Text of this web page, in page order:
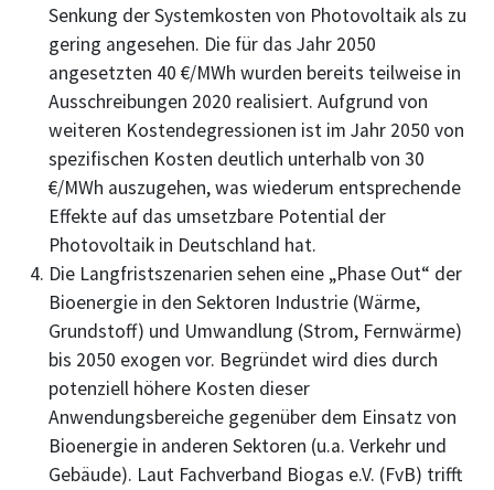
Senkung der Systemkosten von Photovoltaik als zu
gering angesehen. Die für das Jahr 2050
angesetzten 40 €/MWh wurden bereits teilweise in
Ausschreibungen 2020 realisiert. Aufgrund von
weiteren Kostendegressionen ist im Jahr 2050 von
spezifischen Kosten deutlich unterhalb von 30
€/MWh auszugehen, was wiederum entsprechende
Effekte auf das umsetzbare Potential der
Photovoltaik in Deutschland hat.
Die Langfristszenarien sehen eine „Phase Out“ der
Bioenergie in den Sektoren Industrie (Wärme,
Grundstoff) und Umwandlung (Strom, Fernwärme)
bis 2050 exogen vor. Begründet wird dies durch
potenziell höhere Kosten dieser
Anwendungsbereiche gegenüber dem Einsatz von
Bioenergie in anderen Sektoren (u.a. Verkehr und
Gebäude). Laut Fachverband Biogas e.V. (FvB) trifft